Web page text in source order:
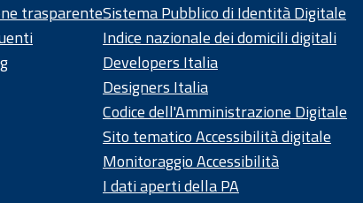
trasparenteSistema Pubblico di Identità Digitale
Indice nazionale dei domicili digitali
Developers Italia
Designers Italia
Codice dell'Amministrazione Digitale
Sito tematico Accessibilità digitale
Monitoraggio Accessibilità
I dati aperti della PA